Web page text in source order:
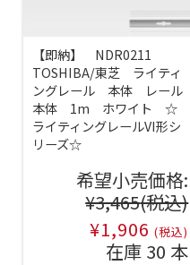
【即納】 NDR0211
TOSHIBA/東芝 ライティ
ングレール 本体 レール
本体 1m ホワイト ☆
ライティングレールVI形シ
リーズ☆
希望小売価格:
¥3,465(税込)
¥1,906 (税込)
在庫 30 本